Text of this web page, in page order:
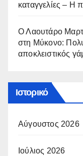
καταγγελίες – Η
Ο Λαουτάρο
στη Μύκονο:
αποκλειστικός
Ιστορικό
Αύγουστος 2026
Ιούλιος 2026